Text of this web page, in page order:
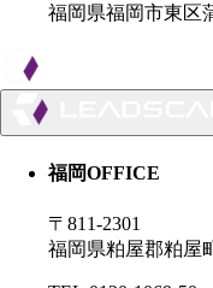
福岡県福岡市東区
福岡OFFICE
〒811-2301
福岡県粕屋郡粕屋